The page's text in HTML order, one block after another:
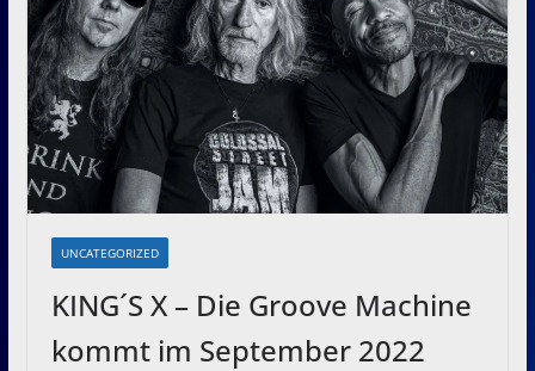
UNCATEGORIZED
KING´S X – Die Groove Machine
kommt im September 2022